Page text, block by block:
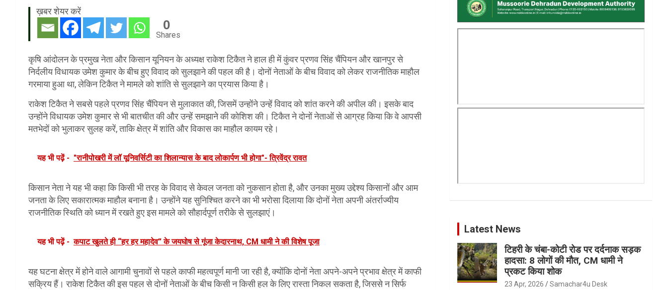
ख़बर शेयर करें
0
Shares
कृषि आंदोलन के प्रमुख नेता और किसान यूनियन के अध्यक्ष राकेश टिकैत ने हाल ही में कुंवर प्रणव सिंह चैंपियन और खानपुर से
निर्दलीय विधायक उमेश कुमार के बीच हुए विवाद को सुलझाने की पहल की है। दोनों नेताओं के बीच विवाद को लेकर राजनीतिक माहौल
गरमाया हुआ था, लेकिन टिकैत ने मामले को शांति से सुलझाने का प्रयास किया है।
राकेश टिकैत ने सबसे पहले प्रणव सिंह चैंपियन से मुलाकात की, जिसमें उन्होंने उन्हें विवाद को शांत करने की अपील की। इसके बाद
उन्होंने विधायक उमेश कुमार से भी बातचीत की और उन्हें समझाने की कोशिश की। टिकैत ने दोनों नेताओं से आग्रह किया कि वे आपसी
मतभेदों को भुलाकर सुलह करें, ताकि क्षेत्र में शांति और विकास का माहौल कायम रहे।
यह भी पढ़ें - "रानीपोखरी में लॉ यूनिवर्सिटी का शिलान्यास के बाद लोकार्पण भी होगा"- त्रिवेंद्र रावत
किसान नेता ने यह भी कहा कि किसी भी तरह के विवाद से केवल जनता को नुकसान होता है, और उनका मुख्य उद्देश्य किसानों और आम
जनता के लिए सकारात्मक माहौल बनाना है। उन्होंने यह सुनिश्चित करने का भी भरोसा दिलाया कि दोनों नेता अपनी अंतर्राज्यीय
राजनीतिक स्थिति को ध्यान में रखते हुए इस मामले को सौहार्दपूर्ण तरीके से सुलझाएं।
यह भी पढ़ें - कपाट खुलते ही “हर हर महादेव” के जयघोष से गूंजा केदारनाथ, CM धामी ने की विशेष पूजा
यह घटना क्षेत्र में होने वाले आगामी चुनावों से पहले काफी महत्वपूर्ण मानी जा रही है, क्योंकि दोनों नेता अपने-अपने प्रभाव क्षेत्र में काफी
सक्रिय हैं। राकेश टिकैत की इस पहल से दोनों नेताओं के बीच किसी न किसी हल के लिए रास्ता निकल सकता है, जिससे न सिर्फ
Latest News
टिहरी के चंबा-कोटी रोड पर दर्दनाक सड़क
हादसा: 8 लोगों की मौत, CM धामी ने
प्रकट किया शोक
23 Apr, 2026 Samachar4u Desk